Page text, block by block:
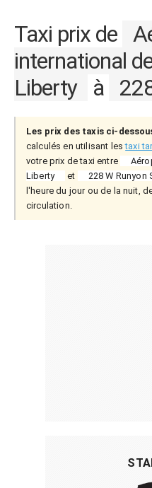
Taxi prix de
international
Liberty
à
Les prix des taxis ci-
calculés en utilisant lestaxi
votre prix de taxi entre
Liberty
et 228 W Runyon
l'heure du jour ou de la nuit,
circulation.